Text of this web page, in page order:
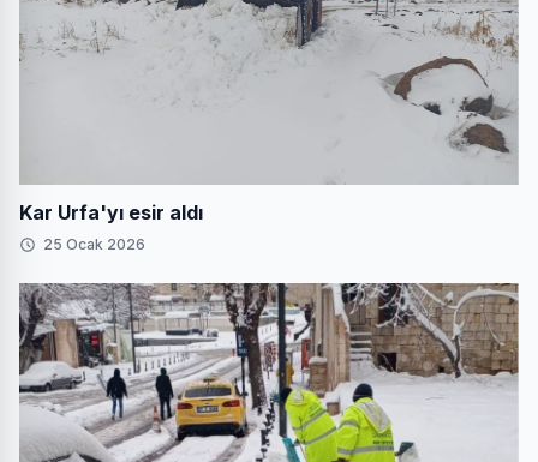
Kar Urfa'yı esir aldı
25 Ocak 2026